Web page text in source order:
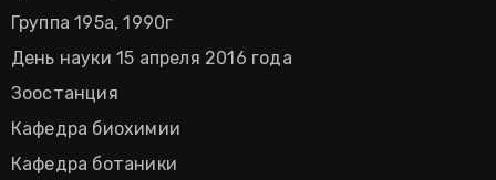
Группа 195а, 1990г
День науки 15 апреля 2016 года
Зоостанция
Кафедра биохимии
Кафедра ботаники